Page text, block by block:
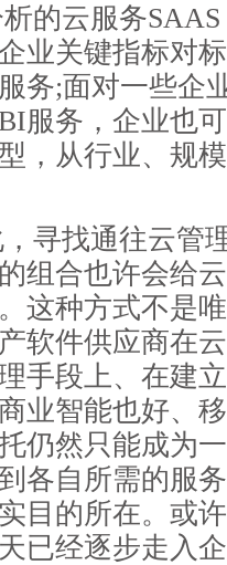
的云服务
业关键指标对
务;面对一些企
服务，企业也
，从行业、规
寻找通往云管
组合也许会给
这种方式不是
软件供应商在
手段上、在建
业智能也好、
仍然只能成为
各自所需的服
目的所在。或
已经逐步走入